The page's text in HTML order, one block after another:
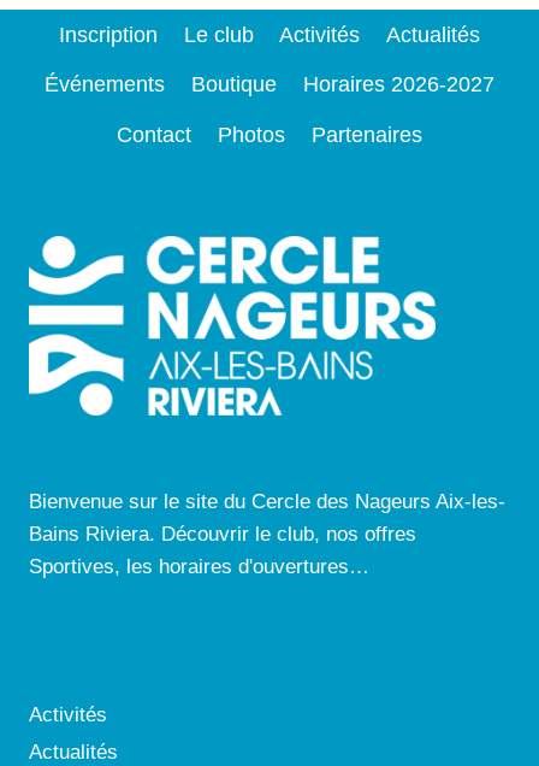
Inscription Le club Activités Actualités
Événements Boutique Horaires 2026-2027
Contact Photos Partenaires
Bienvenue sur le site du Cercle des Nageurs Aix-les-
Bains Riviera. Découvrir le club, nos offres
Sportives, les horaires d'ouvertures…
Activités
Actualités